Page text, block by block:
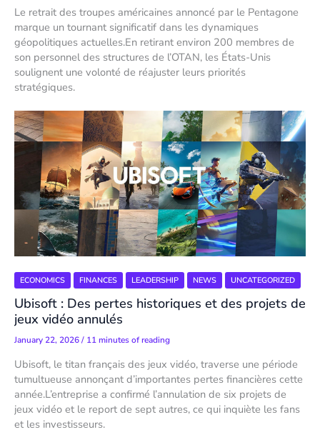
Le retrait des troupes américaines annoncé par le Pentagone
marque un tournant significatif dans les dynamiques
géopolitiques actuelles.En retirant environ 200 membres de
son personnel des structures de l’OTAN, les États-Unis
soulignent une volonté de réajuster leurs priorités
stratégiques.
ECONOMICS FINANCES LEADERSHIP NEWS UNCATEGORIZED
Ubisoft : Des pertes historiques et des projets de
jeux vidéo annulés
January 22, 2026/ 11 minutes of reading
Ubisoft, le titan français des jeux vidéo, traverse une période
tumultueuse annonçant d’importantes pertes financières cette
année.L’entreprise a confirmé l’annulation de six projets de
jeux vidéo et le report de sept autres, ce qui inquiète les fans
et les investisseurs.